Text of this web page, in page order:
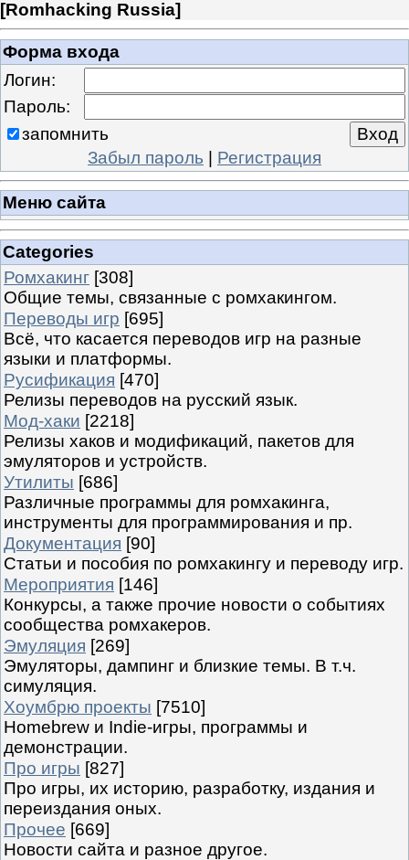
[Romhacking Russia]
Форма входа
Логин:
Пароль:
запомнить
Забыл пароль | Регистрация
Меню сайта
Categories
Ромхакинг [308]
Общие темы, связанные с ромхакингом.
Переводы игр [695]
Всё, что касается переводов игр на разные
языки и платформы.
Русификация [470]
Релизы переводов на русский язык.
Мод-хаки [2218]
Релизы хаков и модификаций, пакетов для
эмуляторов и устройств.
Утилиты [686]
Различные программы для ромхакинга,
инструменты для программирования и пр.
Документация [90]
Статьи и пособия по ромхакингу и переводу игр.
Мероприятия [146]
Конкурсы, а также прочие новости о событиях
сообщества ромхакеров.
Эмуляция [269]
Эмуляторы, дампинг и близкие темы. В т.ч.
симуляция.
Хоумбрю проекты [7510]
Homebrew и Indie-игры, программы и
демонстрации.
Про игры [827]
Про игры, их историю, разработку, издания и
переиздания оных.
Прочее [669]
Новости сайта и разное другое.